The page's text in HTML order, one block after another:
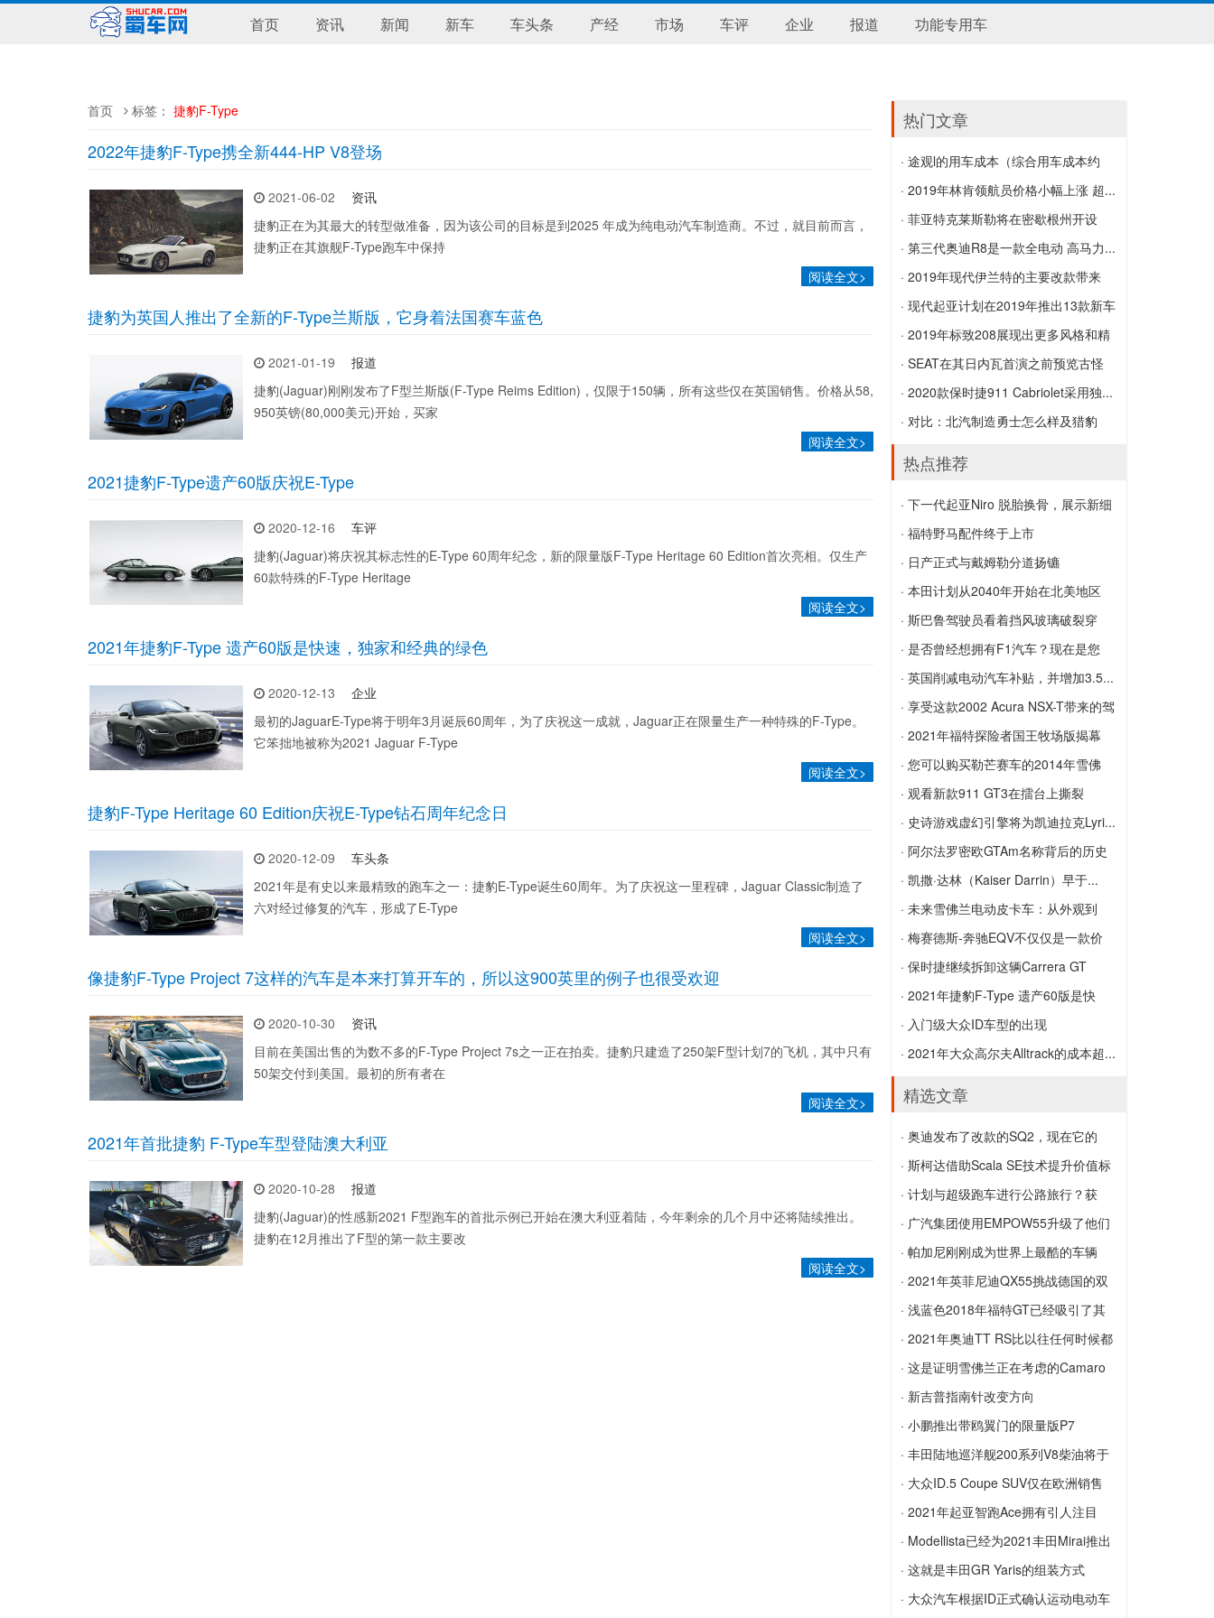
首页 资讯 新闻 新车 车头条 产经 市场 车评 企业 报道 功能专用车
首页 标签： 捷豹F-Type
2022年捷豹F-Type携全新444-HP V8登场
2021-06-02
资讯
捷豹正在为其最大的转型做准备，因为该公司的目标是到2025 年成为纯电动汽车制造商。不过，就目前而言，
捷豹正在其旗舰F-Type跑车中保持
阅读全文>
捷豹为英国人推出了全新的F-Type兰斯版，它身着法国赛车蓝色
2021-01-19
报道
捷豹(Jaguar)刚刚发布了F型兰斯版(F-Type Reims Edition)，仅限于150辆，所有这些仅在英国销售。价格从58,
950英镑(80,000美元)开始，买家
阅读全文>
2021捷豹F-Type遗产60版庆祝E-Type
2020-12-16
车评
捷豹(Jaguar)将庆祝其标志性的E-Type 60周年纪念，新的限量版F-Type Heritage 60 Edition首次亮相。仅生产
60款特殊的F-Type Heritage
阅读全文>
2021年捷豹F-Type 遗产60版是快速，独家和经典的绿色
2020-12-13
企业
最初的JaguarE-Type将于明年3月诞辰60周年，为了庆祝这一成就，Jaguar正在限量生产一种特殊的F-Type。
它笨拙地被称为2021 Jaguar F-Type
阅读全文>
捷豹F-Type Heritage 60 Edition庆祝E-Type钻石周年纪念日
2020-12-09
车头条
2021年是有史以来最精致的跑车之一：捷豹E-Type诞生60周年。为了庆祝这一里程碑，Jaguar Classic制造了
六对经过修复的汽车，形成了E-Type
阅读全文>
像捷豹F-Type Project 7这样的汽车是本来打算开车的，所以这900英里的例子也很受欢迎
2020-10-30
资讯
目前在美国出售的为数不多的F-Type Project 7s之一正在拍卖。捷豹只建造了250架F型计划7的飞机，其中只有
50架交付到美国。最初的所有者在
阅读全文>
2021年首批捷豹 F-Type车型登陆澳大利亚
2020-10-28
报道
捷豹(Jaguar)的性感新2021 F型跑车的首批示例已开始在澳大利亚着陆，今年剩余的几个月中还将陆续推出。
捷豹在12月推出了F型的第一款主要改
阅读全文>
热门文章
· 途观l的用车成本（综合用车成本约
1...
途观l的用车成本（综合用车成本约1元/公
里 途观L用车成本调查_）
· 2019年林肯领航员价格小幅上涨 超...
2019年林肯领航员价格小幅上涨 超过六
位数
· 菲亚特克莱斯勒将在密歇根州开设
价...
菲亚特克莱斯勒将在密歇根州开设价值
3000万美元的自动驾驶测试设施
· 第三代奥迪R8是一款全电动 高马力...
第三代奥迪R8是一款全电动 高马力的超
级跑车
· 2019年现代伊兰特的主要改款带来
了...
2019年现代伊兰特的主要改款带来了小
幅提价
· 现代起亚计划在2019年推出13款新车
型
现代起亚计划在2019年推出13款新车型
· 2019年标致208展现出更多风格和精
致
2019年标致208展现出更多风格和精致
· SEAT在其日内瓦首演之前预览古怪
的...
SEAT在其日内瓦首演之前预览古怪的新
概念
· 2020款保时捷911 Cabriolet采用独...
2020款保时捷911 Cabriolet采用独家
Manufaktur选项
· 对比：北汽制造勇士怎么样及猎豹
怎么样
热点推荐
· 下一代起亚Niro 脱胎换骨，展示新细
节
下一代起亚Niro 脱胎换骨，展示新细节
· 福特野马配件终于上市
福特野马配件终于上市
· 日产正式与戴姆勒分道扬镳
日产正式与戴姆勒分道扬镳
· 本田计划从2040年开始在北美地区
销...
本田计划从2040年开始在北美地区销售
纯电动汽车
· 斯巴鲁驾驶员看着挡风玻璃破裂穿
越...
斯巴鲁驾驶员看着挡风玻璃破裂穿越了几
个州
· 是否曾经想拥有F1汽车？现在是您
的...
是否曾经想拥有F1汽车？现在是您的机
会，这款2019 Toro Rosso STR14
· 英国削减电动汽车补贴，并增加3.5...
英国削减电动汽车补贴，并增加3.5万英
镑的价格上限
· 享受这款2002 Acura NSX-T带来的驾
驶乐趣
享受这款2002 Acura NSX-T带来的驾驶
乐趣
· 2021年福特探险者国王牧场版揭幕
2021年福特探险者国王牧场版揭幕
· 您可以购买勒芒赛车的2014年雪佛
兰...
您可以购买勒芒赛车的2014年雪佛兰
Corvette C7.R
· 观看新款911 GT3在擂台上撕裂
观看新款911 GT3在擂台上撕裂
· 史诗游戏虚幻引擎将为凯迪拉克Lyri...
史诗游戏虚幻引擎将为凯迪拉克Lyriq信息
娱乐图形提供动力
· 阿尔法罗密欧GTAm名称背后的历史
阿尔法罗密欧GTAm名称背后的历史
· 凯撒·达林（Kaiser Darrin）早于...
凯撒·达林（Kaiser Darrin）早于时代，现
在可以抢夺它了
· 未来雪佛兰电动皮卡车：从外观到
技...
未来雪佛兰电动皮卡车：从外观到技术，
我们所知道的一切
· 梅赛德斯-奔驰EQV不仅仅是一款价
格...
梅赛德斯-奔驰EQV不仅仅是一款价格昂
贵的电动v级车吗?
· 保时捷继续拆卸这辆Carrera GT
保时捷继续拆卸这辆Carrera GT
· 2021年捷豹F-Type 遗产60版是快
速...
2021年捷豹F-Type 遗产60版是快速，独
家和经典的绿色
· 入门级大众ID车型的出现
入门级大众ID车型的出现
· 2021年大众高尔夫Alltrack的成本超...
国途观Allspace
精选文章
· 奥迪发布了改款的SQ2，现在它的
设...
奥迪发布了改款的SQ2，现在它的设计更
加犀利
· 斯柯达借助Scala SE技术提升价值标
杆
斯柯达借助Scala SE技术提升价值标杆
· 计划与超级跑车进行公路旅行？获
取...
计划与超级跑车进行公路旅行？获取法拉
利SF90 Stradale
· 广汽集团使用EMPOW55升级了他们
的设计
广汽集团使用EMPOW55升级了他们的设
计
· 帕加尼刚刚成为世界上最酷的车辆
配...
帕加尼刚刚成为世界上最酷的车辆配置器
· 2021年英菲尼迪QX55挑战德国的双
门跑车
2021年英菲尼迪QX55挑战德国的双门跑
车
· 浅蓝色2018年福特GT已经吸引了其
原...
浅蓝色2018年福特GT已经吸引了其原始
标价的40％
· 2021年奥迪TT RS比以往任何时候都
贵
2021年奥迪TT RS比以往任何时候都贵
· 这是证明雪佛兰正在考虑的Camaro
SUV
这是证明雪佛兰正在考虑的Camaro SUV
· 新吉普指南针改变方向
新吉普指南针改变方向
· 小鹏推出带鸥翼门的限量版P7
小鹏推出带鸥翼门的限量版P7
· 丰田陆地巡洋舰200系列V8柴油将于
2...
丰田陆地巡洋舰200系列V8柴油将于2021
年3月停止生产
· 大众ID.5 Coupe SUV仅在欧洲销售
大众ID.5 Coupe SUV仅在欧洲销售
· 2021年起亚智跑Ace拥有引人注目
的...
2021年起亚智跑Ace拥有引人注目的新外
观，其中包括比生活格栅更大的格栅
· Modellista已经为2021丰田Mirai推出
了套件
Modellista已经为2021丰田Mirai推出了套
· 这就是丰田GR Yaris的组装方式
这就是丰田GR Yaris的组装方式
· 大众汽车根据ID正式确认运动电动车